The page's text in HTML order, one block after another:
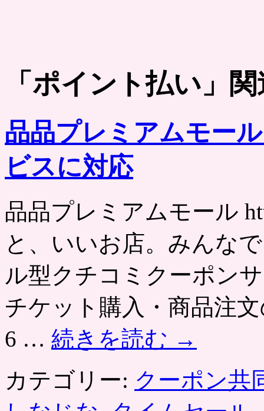
「 ポイント払い 」
品品プレミアムモー
ビスに対応
品品プレミアムモール
と、いいお店。みんな
ル型クチコミクーポン
チケット購入・商品注
6 … 続きを読む →
カテゴリー: クーポン共